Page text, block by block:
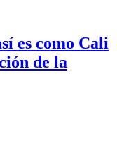
es como Cali
de la